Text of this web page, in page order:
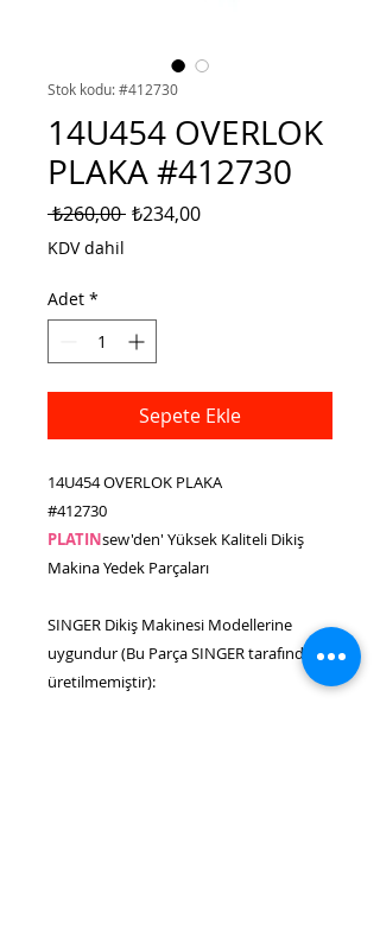
Stok kodu: #412730
14U454 OVERLOK
PLAKA #412730
₺260,00 Normal
₺234,00İndirimli
KDV dahil
Adet *
Sepete Ekle
14U454 OVERLOK PLAKA
#412730
PLATINsew'den' Yüksek Kaliteli Dikiş
Makina Yedek Parçaları
SINGER Dikiş Makinesi Modellerine
uygundur (Bu Parça SINGER tarafından
üretilmemiştir):